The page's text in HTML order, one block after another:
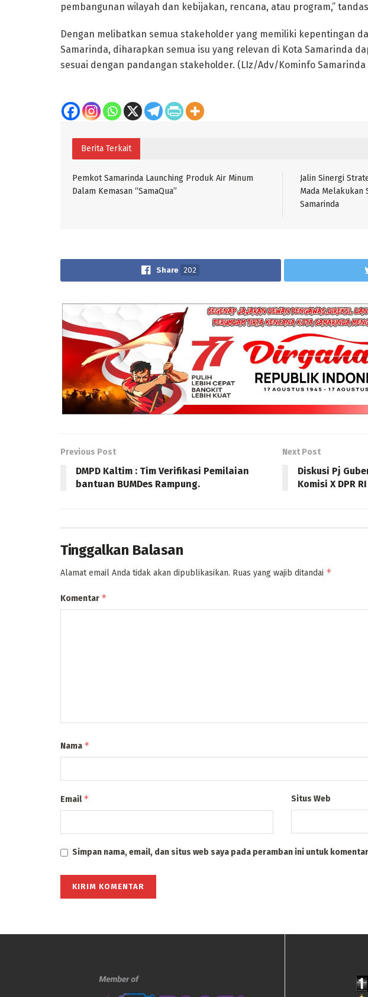
pembangunan wilayah dan kebijakan, rencana, atau program,”
Dengan melibatkan semua stakeholder yang memiliki kepentingan
Samarinda, diharapkan semua isu yang relevan di Kota Samarinda
sesuai dengan pandangan stakeholder. (LIz/Adv/Kominfo Samarinda
Berita Terkait
Pemkot Samarinda Launching Produk Air Minum
Dalam Kemasan “SamaQua”
Jalin Sinergi
Mada Melakukan
Samarinda
Share 202
Previous Post
DMPD Kaltim : Tim Verifikasi Pemilaian
bantuan BUMDes Rampung.
Next Post
Diskusi Pj
Komisi X DPR
Tinggalkan Balasan
Alamat email Anda tidak akan dipublikasikan. Ruas yang wajib ditandai *
Komentar *
Nama *
Email* Situs Web
Simpan nama, email, dan situs web saya pada peramban ini untuk